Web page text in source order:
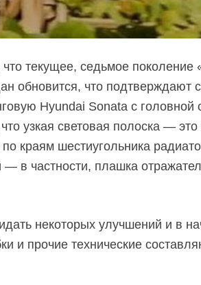
текущее, седьмое поколение
обновится, что подтверждают
Hyundai Sonata с головной
узкая световая полоска —
краям шестиугольника
в частности, плашка
некоторых улучшений и в
и прочие технические